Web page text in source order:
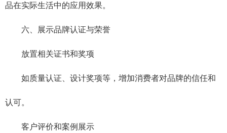
品在实际生活中的应用效果。
六、展示品牌认证与荣誉
放置相关证书和奖项
如质量认证、设计奖项等，增加消费者对品牌的信任和
认可。
客户评价和案例展示